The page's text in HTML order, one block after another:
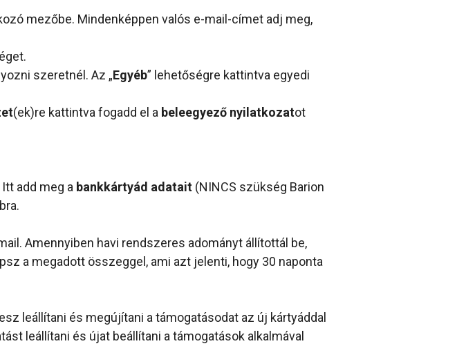
mezőbe. Mindenképpen valós e-mail-címet adj meg,
szeretnél. Az „Egyéb” lehetőségre kattintva egyedi
(ek)re kattintva fogadd el a beleegyező nyilatkozatot
Itt add meg a bankkártyád adatait (NINCS szükség Barion
Amennyiben havi rendszeres adományt állítottál be,
a megadott összeggel, ami azt jelenti, hogy 30 naponta
leállítani és megújítani a támogatásodat az új kártyáddal
leállítani és újat beállítani a támogatások alkalmával